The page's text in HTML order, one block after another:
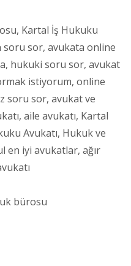
Kartal İş Hukuku
sor, avukata online
hukuki soru sor, avukat
istiyorum, online
soru sor, avukat ve
aile avukatı, Kartal
Avukatı, Hukuk ve
en iyi avukatlar, ağır
bürosu